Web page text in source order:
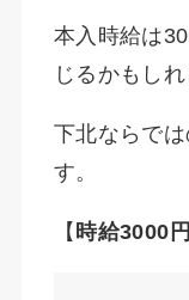
本入時給は
じるかもし
下北ならで
す。
【 時給3000